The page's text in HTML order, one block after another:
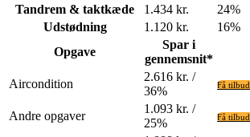
Tandrem & taktkæde
1.434 kr. 24%
Udstødning
1.120 kr. 16%
Opgave
Spar i
gennemsnit*
Aircondition
2.616 kr. /
36%
Få tilbud
Andre opgaver
1.093 kr. /
25%
Få tilbud